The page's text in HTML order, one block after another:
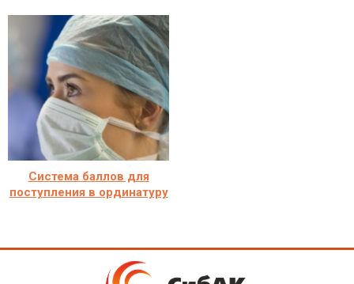
Система баллов для
поступления в ординатуру